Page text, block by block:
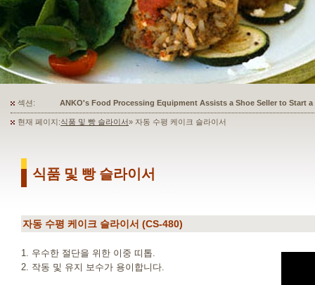
섹션: ANKO's Food Processing Equipment Assists a Shoe Seller to Start
현재 페이지:식품 및 빵 슬라이서» 자동 수평 케이크 슬라이서
식품 및 빵 슬라이서
자동 수평 케이크 슬라이서 (CS-480)
1. 우수한 절단을 위한 이중 띠톱.
2. 작동 및 유지 보수가 용이합니다.